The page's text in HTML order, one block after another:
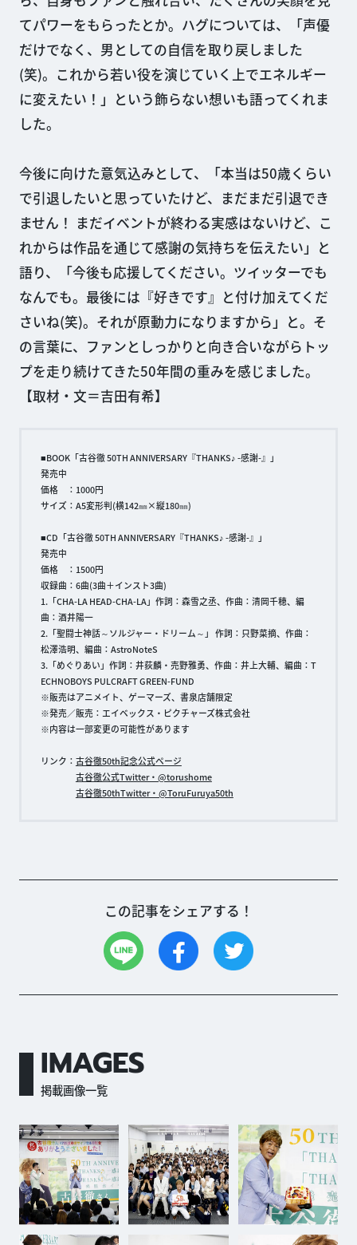
てパワーをもらったとか。ハグについては、「声優
だけでなく、男としての自信を取り戻しました
(笑)。これから若い役を演じていく上でエネルギー
に変えたい！」という飾らない想いも語ってくれま
した。
今後に向けた意気込みとして、「本当は50歳くらい
で引退したいと思っていたけど、まだまだ引退でき
ません！ まだイベントが終わる実感はないけど、こ
れからは作品を通じて感謝の気持ちを伝えたい」と
語り、「今後も応援してください。ツイッターでも
なんでも。最後には『好きです』と付け加えてくだ
さいね(笑)。それが原動力になりますから」と。そ
の言葉に、ファンとしっかりと向き合いながらトッ
プを走り続けてきた50年間の重みを感じました。
【取材・文＝吉田有希】
■BOOK「古谷徹 50TH ANNIVERSARY『THANKS♪ -感謝-』」
発売中
価格 ：1000円
サイズ：A5変形判(横142㎜×縦180㎜)
■CD「古谷徹 50TH ANNIVERSARY『THANKS♪ -感謝-』」
発売中
価格 ：1500円
収録曲：6曲(3曲＋インスト3曲)
1.「CHA-LA HEAD-CHA-LA」作詞：森雪之丞、作曲：清岡千穂、編
曲：酒井陽一
2.「聖闘士神話～ソルジャー・ドリーム～」 作詞：只野菜摘、作曲：
松澤浩明、編曲：AstroNoteS
3.「めぐりあい」作詞：井荻麟・売野雅勇、作曲：井上大輔、編曲：T
ECHNOBOYS PULCRAFT GREEN-FUND
※販売はアニメイト、ゲーマーズ、書泉店舗限定
※発売／販売：エイベックス・ピクチャーズ株式会社
※内容は一部変更の可能性があります
リンク： 古谷徹50th記念公式ページ
古谷徹公式Twitter・@torushome
古谷徹50thTwitter・@ToruFuruya50th
この記事をシェアする！
IMAGES
掲載画像一覧